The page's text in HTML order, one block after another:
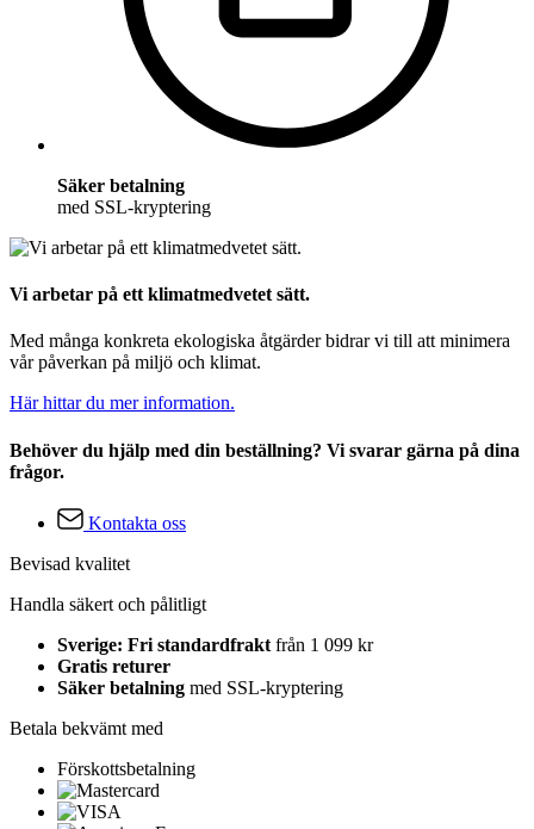
Säker betalning
med SSL-kryptering
Vi arbetar på ett klimatmedvetet sätt.
Med många konkreta ekologiska åtgärder bidrar vi till att minimera
vår påverkan på miljö och klimat.
Här hittar du mer information.
Behöver du hjälp med din beställning? Vi svarar gärna på dina
frågor.
Kontakta oss
Bevisad kvalitet
Handla säkert och pålitligt
Sverige: Fri standardfrakt från 1 099 kr
Gratis returer
Säker betalning med SSL-kryptering
Betala bekvämt med
Förskottsbetalning